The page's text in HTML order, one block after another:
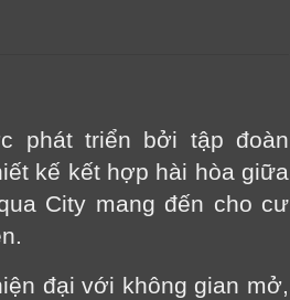
phát triển bởi tập đoàn
kế kết hợp hài hòa giữa
City mang đến cho cư
đại với không gian mở,